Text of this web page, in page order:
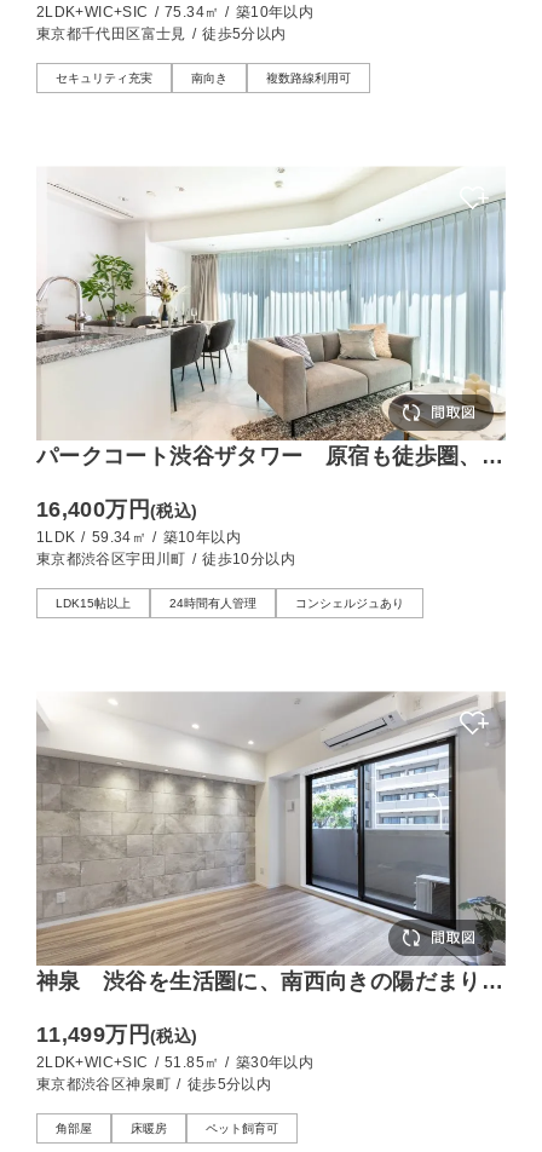
2LDK+WIC+SIC / 75.34㎡ / 築10年以内
東京都千代田区富士見 / 徒歩5分以内
セキュリティ充実 南向き 複数路線利用可
パークコート渋谷ザタワー 原宿も徒歩圏、
16,400万円(税込)
1LDK / 59.34㎡ / 築10年以内
東京都渋谷区宇田川町 / 徒歩10分以内
LDK15帖以上 24時間有人管理 コンシェルジュあり
神泉 渋谷を生活圏に、南西向きの陽だまりに
11,499万円(税込)
2LDK+WIC+SIC / 51.85㎡ / 築30年以内
東京都渋谷区神泉町 / 徒歩5分以内
角部屋 床暖房 ペット飼育可